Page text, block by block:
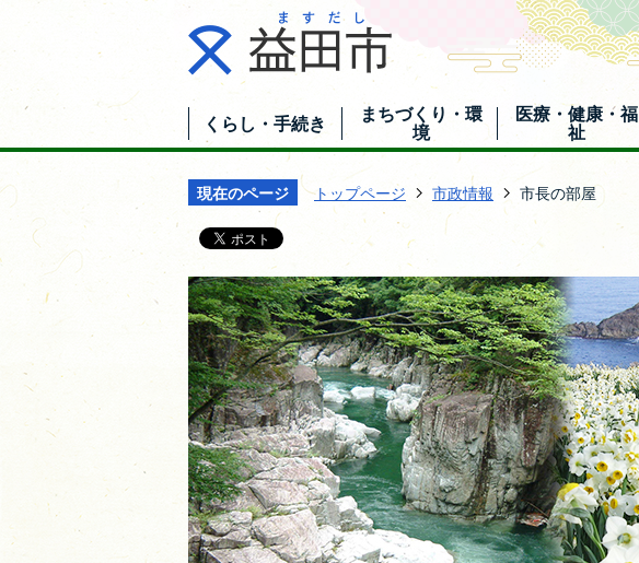
くらし・手続き
まちづくり・環
境
医療・健康・福
祉
現在のページ トップページ 市政情報 市長の部屋
市
長
の
部
屋